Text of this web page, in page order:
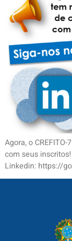
Agora, o
com seus
Linkedin: https://